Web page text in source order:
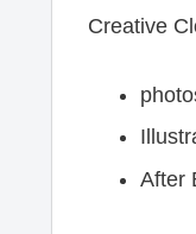
Creative
After